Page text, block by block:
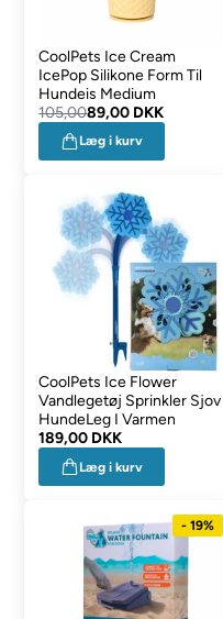
CoolPets Ice Cream
IcePop Silikone Form Til
Hundeis Medium
105,0089,00 DKK
Læg i kurv
CoolPets Ice Flower
Vandlegetøj Sprinkler Sjov
HundeLeg I Varmen
189,00 DKK
Læg i kurv
- 19%